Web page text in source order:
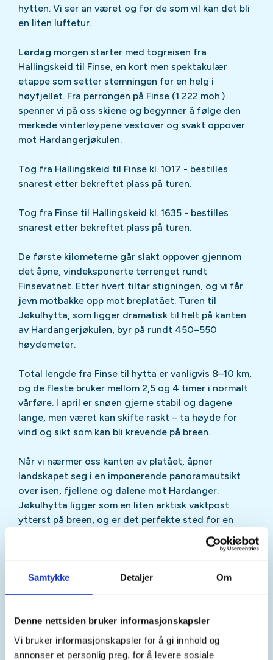
Samtykke Detaljer Om
Denne nettsiden bruker informasjonskapsler
Vi bruker informasjonskapsler for å gi innhold og
annonser et personlig preg, for å levere sosiale
hytten. Vi ser an været og for de som vil kan det bli
en liten luftetur.
Lørdag morgen starter med togreisen fra
Hallingskeid til Finse, en kort men spektakulær
etappe som setter stemningen for en helg i
høyfjellet. Fra perrongen på Finse (1 222 moh.)
spenner vi på oss skiene og begynner å følge den
merkede vinterløypene vestover og svakt oppover
mot Hardangerjøkulen.
Tog fra Hallingskeid til Finse kl. 1017 - bestilles
snarest etter bekreftet plass på turen.
Tog fra Finse til Hallingskeid kl. 1635 - bestilles
snarest etter bekreftet plass på turen.
De første kilometerne går slakt oppover gjennom
det åpne, vindeksponerte terrenget rundt
Finsevatnet. Etter hvert tiltar stigningen, og vi får
jevn motbakke opp mot breplatået. Turen til
Jøkulhytta, som ligger dramatisk til helt på kanten
av Hardangerjøkulen, byr på rundt 450–550
høydemeter.
Total lengde fra Finse til hytta er vanligvis 8–10 km,
og de fleste bruker mellom 2,5 og 4 timer i normalt
vårføre. I april er snøen gjerne stabil og dagene
lange, men været kan skifte raskt – ta høyde for
vind og sikt som kan bli krevende på breen.
Når vi nærmer oss kanten av platået, åpner
landskapet seg i en imponerende panoramautsikt
over isen, fjellene og dalene mot Hardanger.
Jøkulhytta ligger som en liten arktisk vaktpost
ytterst på breen, og er det perfekte sted for en
Dette er en relativt kort, men høyfjellsutsatt tur
som gir full valuta for innsatsen – perfekt for en
helgetur i april.
Søndagfinner vi en tur nær hytten som passer vær
og føreforhold.